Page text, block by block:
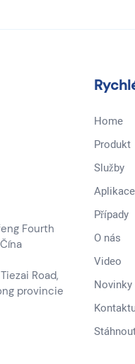
Fourth
Road,
provincie
Home
Produkt
Služby
Aplikace
Případy
O nás
Video
Novinky